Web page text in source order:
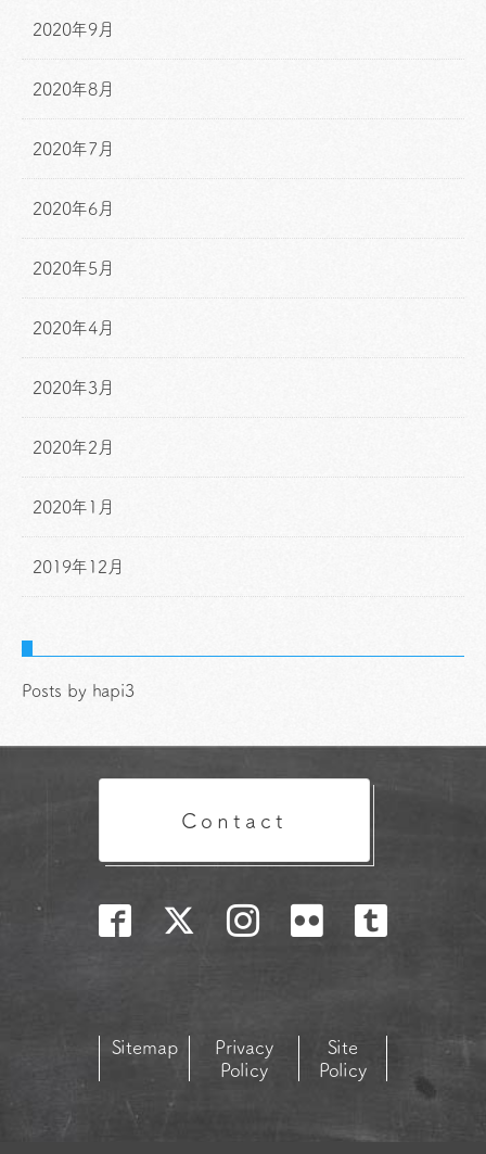
2020年9月
2020年8月
2020年7月
2020年6月
2020年5月
2020年4月
2020年3月
2020年2月
2020年1月
2019年12月
Posts by hapi3
Contact
Sitemap
Privacy
Policy
Site
Policy